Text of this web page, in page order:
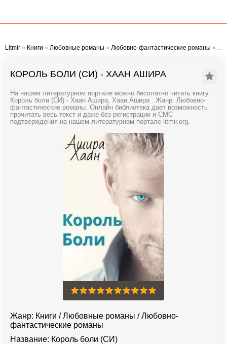
Litmir » Книги » Любовные романы » Любовно-фантастические романы » Король боли (СИ) - Хаан Ашира
КОРОЛЬ БОЛИ (СИ) - ХААН АШИРА
На нашем литературном портале можно бесплатно читать книгу
Король боли (СИ) - Хаан Ашира, Хаан Ашира . Жанр: Любовно-
фантастические романы. Онлайн библиотека дает возможность
прочитать весь текст и даже без регистрации и СМС
подтверждения на нашем литературном портале litmir.org.
Жанр: Книги /Любовные романы /Любовно-
фантастические романы
Название: Король боли (СИ)